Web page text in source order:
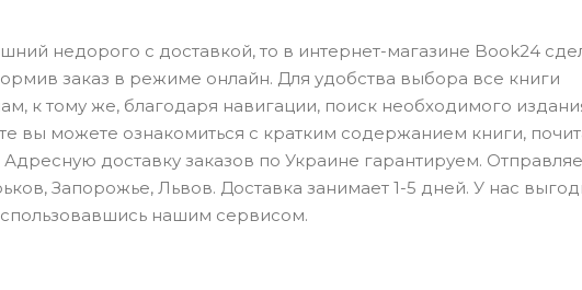
недорого с доставкой, то в интернет-магазине Book24
заказ в режиме онлайн. Для удобства выбора все книги
к тому же, благодаря навигации, поиск необходимого
вы можете ознакомиться с кратким содержанием книги,
доставку заказов по Украине гарантируем.
Запорожье, Львов. Доставка занимает 1-5 дней. У нас
нашим сервисом.